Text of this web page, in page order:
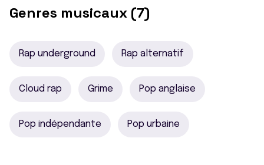
Genres musicaux (7)
Rap underground Rap alternatif
Cloud rap Grime Pop anglaise
Pop indépendante Pop urbaine